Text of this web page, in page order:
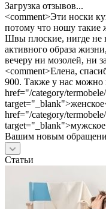
Загрузка отзывов...
<comment>Эти носки
потому что ношу такие
Швы плоские, нигде не
активного образа
вечеру ни мозолей, ни
<comment>Елена,
900. Также у нас можно
href="/category/
href="/category/
Вашим новым
Статьи